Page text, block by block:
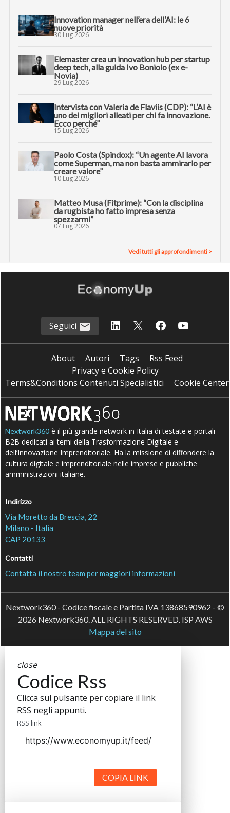
Innovation manager nell’era dell’AI: le 6
nuove priorità
30 Lug 2026
Elemaster crea un innovation hub per startup
deep tech, alla guida Ivo Boniolo (ex e-
Novia)
29 Lug 2026
Intervista con Valeria de Flaviis (CDP): “L’AI è
uno dei migliori alleati per chi fa innovazione.
Ecco perché”
15 Lug 2026
Paolo Costa (Spindox): “Un agente AI lavora
come Superman, ma non basta ammirarlo per
creare valore”
10 Lug 2026
Matteo Musa (Fitprime): “Con la disciplina
da rugbista ho fatto impresa senza
spezzarmi”
07 Lug 2026
Vedi tutti gli approfondimenti >
Seguici
About Autori Tags
Rss Feed
Privacy e Cookie Policy
Terms&Conditions Contenuti Specialistici
Cookie Center
Nextwork360 è il più grande network in Italia di testate e portali
B2B dedicati ai temi della Trasformazione Digitale e
dell’Innovazione Imprenditoriale. Ha la missione di diffondere la
cultura digitale e imprenditoriale nelle imprese e pubbliche
amministrazioni italiane.
Indirizzo
Via Moretto da Brescia, 22
Milano - Italia
CAP 20133
Contatti
Contatta il nostro team per maggiori informazioni
Nextwork360 - Codice fiscale e Partita IVA 13868590962 - ©
2026 Nextwork360. ALL RIGHTS RESERVED. ISP AWS
Mappa del sito
close
Codice Rss
Clicca sul pulsante per copiare il link
RSS negli appunti.
RSS link
COPIA LINK